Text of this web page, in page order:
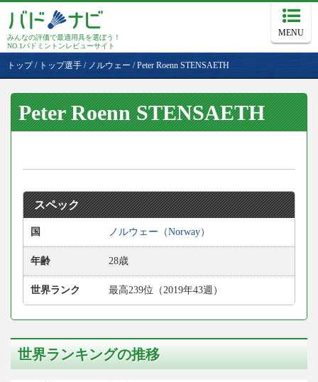
みんなの評価で最適用具を選ぼう！
NO.1バドミントンレビューサイト
MENU
トップ/ トップ選手 / ノルウェー /Peter Roenn STENSAETH
Peter Roenn STENSAETH
スペック
国 ノルウェー（Norway）
年齢 28歳
世界ランク 最高239位（2019年43週）
世界ランキングの推移